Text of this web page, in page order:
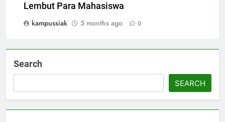
Lembut Para Mahasiswa
kampussiak
5 months ago 0
Search
SEARCH